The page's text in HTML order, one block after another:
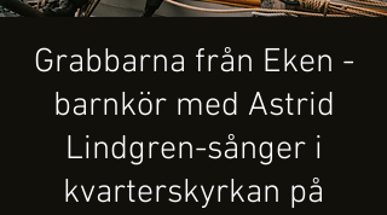
Grabbarna från Eken -
barnkör med Astrid
Lindgren-sånger i
kvarterskyrkan på